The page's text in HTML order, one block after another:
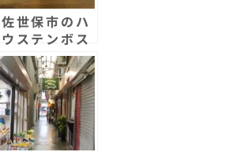
d
佐世保市のハ
ウステンボス
駅は素敵な写
真スポット！
異国感と非日
常感！